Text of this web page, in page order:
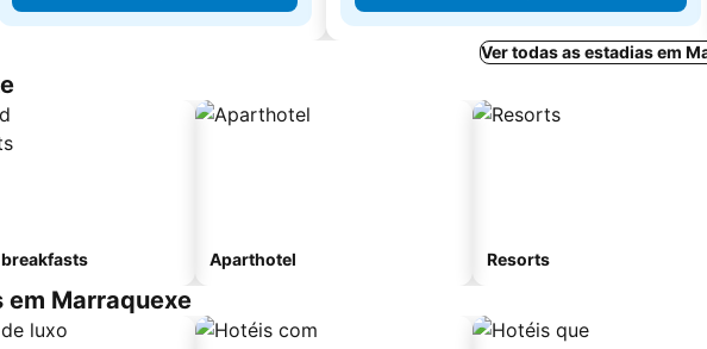
Ver todas as estadias em
Aparthotel Resorts
em Marraquexe